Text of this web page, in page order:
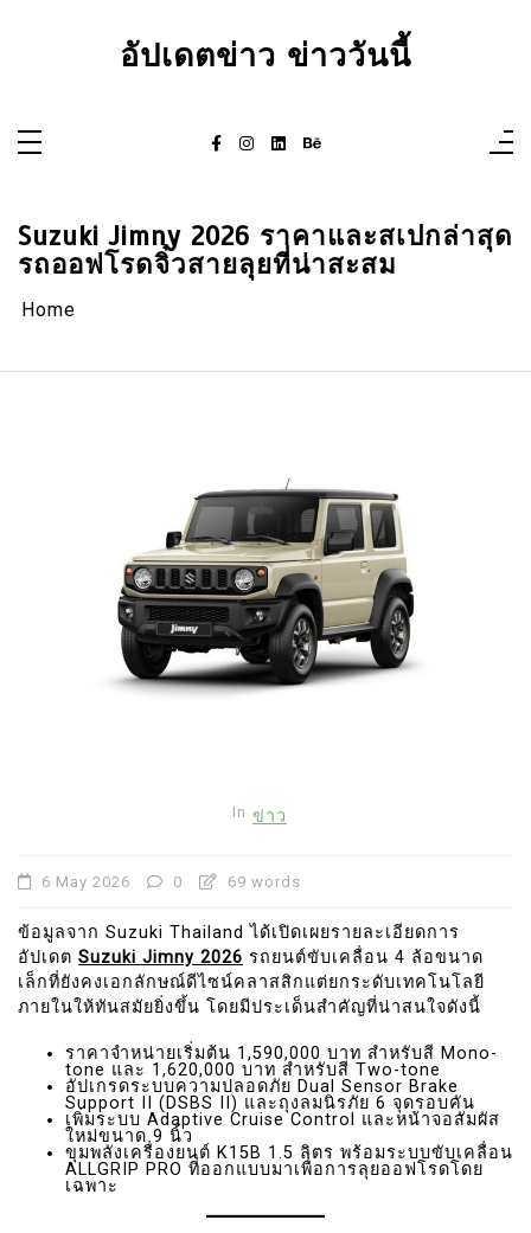
อัปเดตข่าว ข่าววันนี้
Suzuki Jimny 2026 ราคาและสเปกล่าสุด
รถออฟโรดจิ๋วสายลุยที่น่าสะสม
Home
In ข่าว
6 May 2026 0 69 words
ข้อมูลจาก Suzuki Thailand ได้เปิดเผยรายละเอียดการ
อัปเดต Suzuki Jimny 2026 รถยนต์ขับเคลื่อน 4 ล้อขนาด
เล็กที่ยังคงเอกลักษณ์ดีไซน์คลาสสิกแต่ยกระดับเทคโนโลยี
ภายในให้ทันสมัยยิ่งขึ้น โดยมีประเด็นสำคัญที่น่าสนใจดังนี้
ราคาจำหน่ายเริ่มต้น 1,590,000 บาท สำหรับสี Mono-
tone และ 1,620,000 บาท สำหรับสี Two-tone
อัปเกรดระบบความปลอดภัย Dual Sensor Brake
Support II (DSBS II) และถุงลมนิรภัย 6 จุดรอบคัน
เพิ่มระบบ Adaptive Cruise Control และหน้าจอสัมผัส
ใหม่ขนาด 9 นิ้ว
ขุมพลังเครื่องยนต์ K15B 1.5 ลิตร พร้อมระบบขับเคลื่อน
ALLGRIP PRO ที่ออกแบบมาเพื่อการลุยออฟโรดโดย
เฉพาะ